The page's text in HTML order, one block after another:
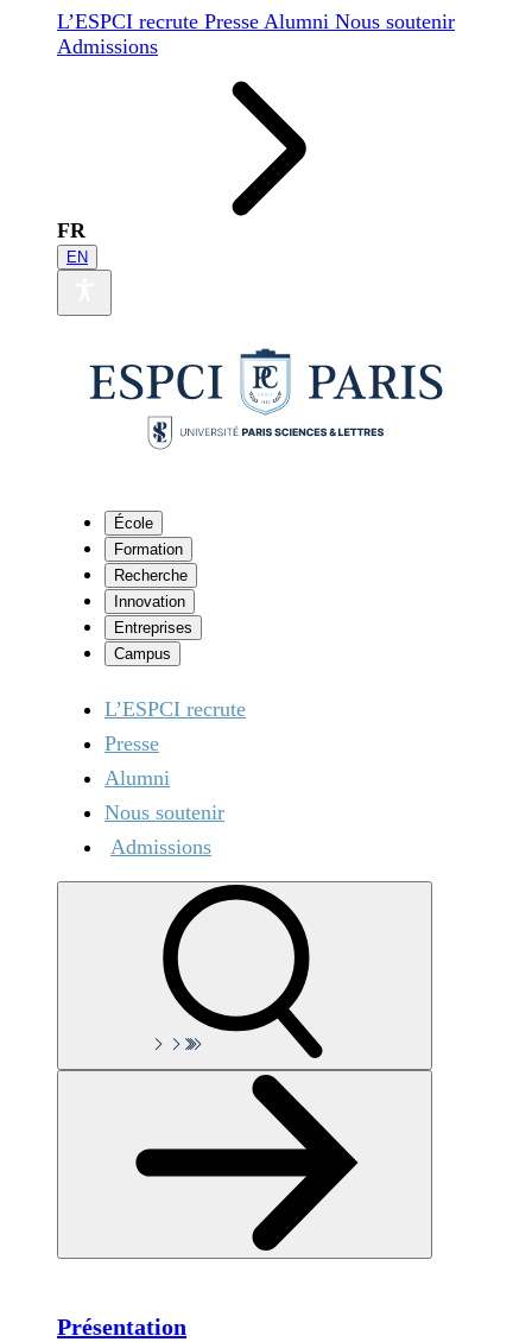
L’ESPCI recrute Presse Alumni Nous soutenir
Admissions
FR
EN
École
Formation
Recherche
Innovation
Entreprises
Campus
L’ESPCI recrute
Presse
Alumni
Nous soutenir
Admissions
Présentation